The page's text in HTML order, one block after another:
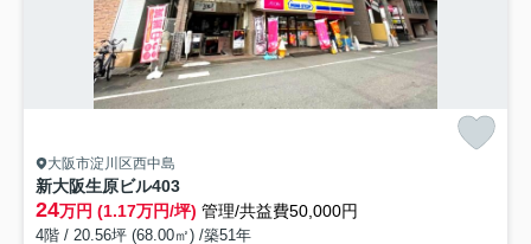
大阪市淀川区西中島
新大阪生原ビル403
24万円 (1.17万円/坪) 管理/共益費50,000円
4階 / 20.56坪 (68.00㎡) /築51年